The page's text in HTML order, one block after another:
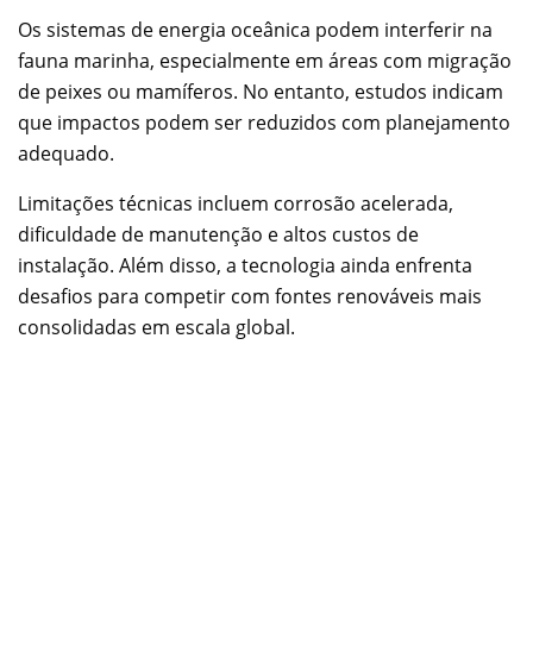
Os sistemas de energia oceânica podem interferir na
fauna marinha, especialmente em áreas com migração
de peixes ou mamíferos. No entanto, estudos indicam
que impactos podem ser reduzidos com planejamento
adequado.
Limitações técnicas incluem corrosão acelerada,
dificuldade de manutenção e altos custos de
instalação. Além disso, a tecnologia ainda enfrenta
desafios para competir com fontes renováveis mais
consolidadas em escala global.